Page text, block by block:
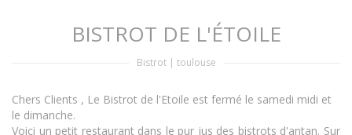
BISTROT DE L'ÉTOILE
Bistrot | toulouse
Chers Clients , Le Bistrot de l'Etoile est fermé le samedi midi et
le dimanche.
Voici un petit restaurant dans le pur jus des bistrots d'antan. Sur